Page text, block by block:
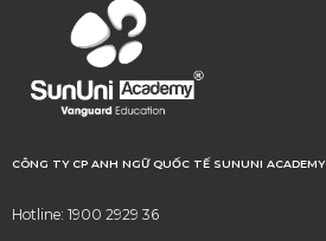
CÔNG TY CP ANH NGỮ QUỐC TẾ SUNUNI ACADEMY
Hotline: 1900 2929 36